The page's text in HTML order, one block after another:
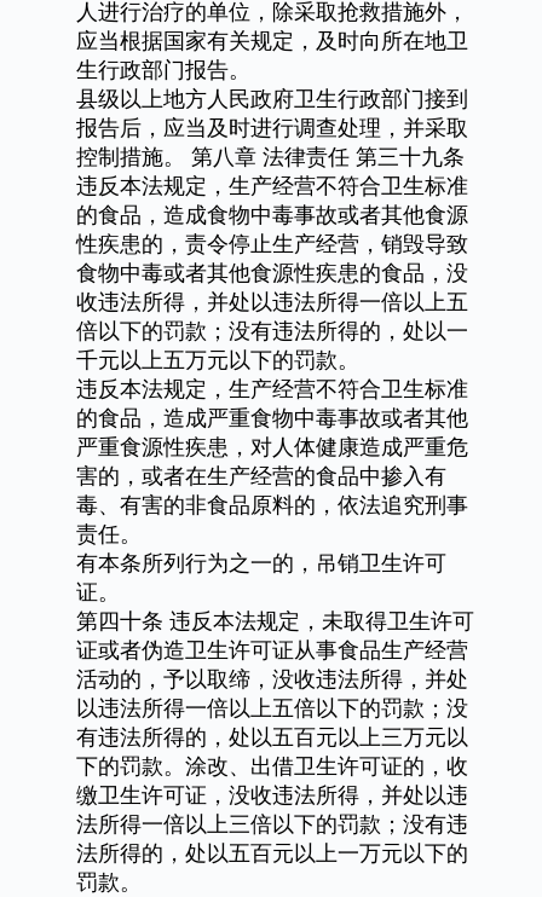
人进行治疗的单位，除采取抢救措施外，
应当根据国家有关规定，及时向所在地卫
生行政部门报告。
县级以上地方人民政府卫生行政部门接到
报告后，应当及时进行调查处理，并采取
控制措施。
第八章 法律责任 第三十九条
违反本法规定，生产经营不符合卫生标准
的食品，造成食物中毒事故或者其他食源
性疾患的，责令停止生产经营，销毁导致
食物中毒或者其他食源性疾患的食品，没
收违法所得，并处以违法所得一倍以上五
倍以下的罚款；没有违法所得的，处以一
千元以上五万元以下的罚款。
违反本法规定，生产经营不符合卫生标准
的食品，造成严重食物中毒事故或者其他
严重食源性疾患，对人体健康造成严重危
害的，或者在生产经营的食品中掺入有
毒、有害的非食品原料的，依法追究刑事
责任。
有本条所列行为之一的，吊销卫生许可
证。
第四十条 违反本法规定，未取得卫生许可
证或者伪造卫生许可证从事食品生产经营
活动的，予以取缔，没收违法所得，并处
以违法所得一倍以上五倍以下的罚款；没
有违法所得的，处以五百元以上三万元以
下的罚款。涂改、出借卫生许可证的，收
缴卫生许可证，没收违法所得，并处以违
法所得一倍以上三倍以下的罚款；没有违
法所得的，处以五百元以上一万元以下的
罚款。